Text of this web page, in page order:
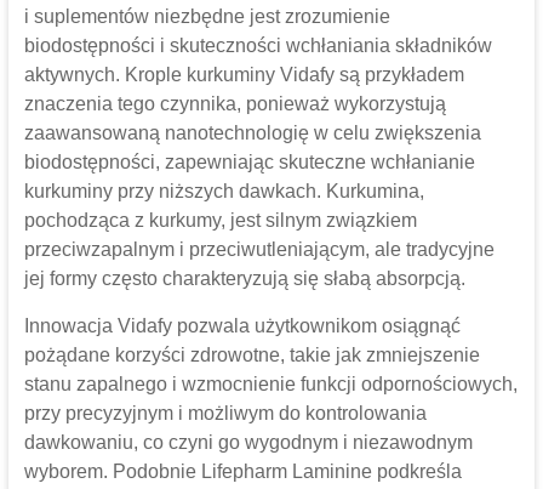
i suplementów niezbędne jest zrozumienie
biodostępności i skuteczności wchłaniania składników
aktywnych. Krople kurkuminy Vidafy są przykładem
znaczenia tego czynnika, ponieważ wykorzystują
zaawansowaną nanotechnologię w celu zwiększenia
biodostępności, zapewniając skuteczne wchłanianie
kurkuminy przy niższych dawkach. Kurkumina,
pochodząca z kurkumy, jest silnym związkiem
przeciwzapalnym i przeciwutleniającym, ale tradycyjne
jej formy często charakteryzują się słabą absorpcją.
Innowacja Vidafy pozwala użytkownikom osiągnąć
pożądane korzyści zdrowotne, takie jak zmniejszenie
stanu zapalnego i wzmocnienie funkcji odpornościowych,
przy precyzyjnym i możliwym do kontrolowania
dawkowaniu, co czyni go wygodnym i niezawodnym
wyborem. Podobnie Lifepharm Laminine podkreśla